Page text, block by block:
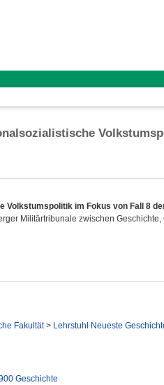
Volkstumspolitik im Fokus von Fall 8
Militärtribunale zwischen
Fakultät> Lehrstuhl Neueste
Geschichte